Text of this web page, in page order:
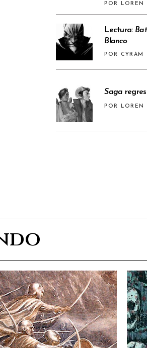
POR LOREN
Lectura:
Blanco
POR CYRAM
Saga
POR LOREN